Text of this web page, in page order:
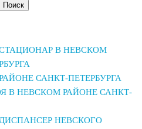
Поиск
В НЕВСКОМ
САНКТ-ПЕТЕРБУРГА
В НЕВСКОМ РАЙОНЕ САНКТ-
НЕВСКОГО